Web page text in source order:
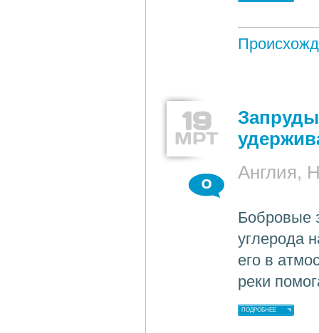
19
МРТ
Англия,
0
Бобровые
углерода
его в
реки
ПОДРОБНЕЕ